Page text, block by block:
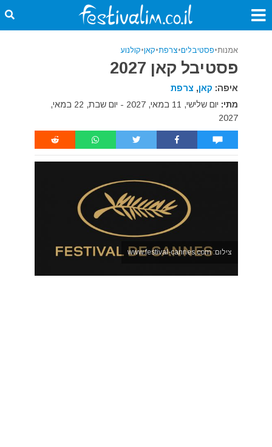
אמנות•פסטיבלים•צרפת•קאן•קולנוע
פסטיבל קאן 2027
איפה: קאן, צרפת
מתי:
יום שלישי, 11 במאי, 2027 - יום שבת, 22 במאי,
2027
צילום: www.festival-cannes.com